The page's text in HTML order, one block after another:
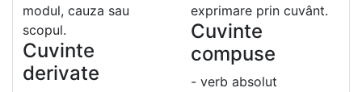
modul, cauza sau
scopul.
Cuvinte
derivate
exprimare prin cuvânt.
Cuvinte
compuse
- verb absolut